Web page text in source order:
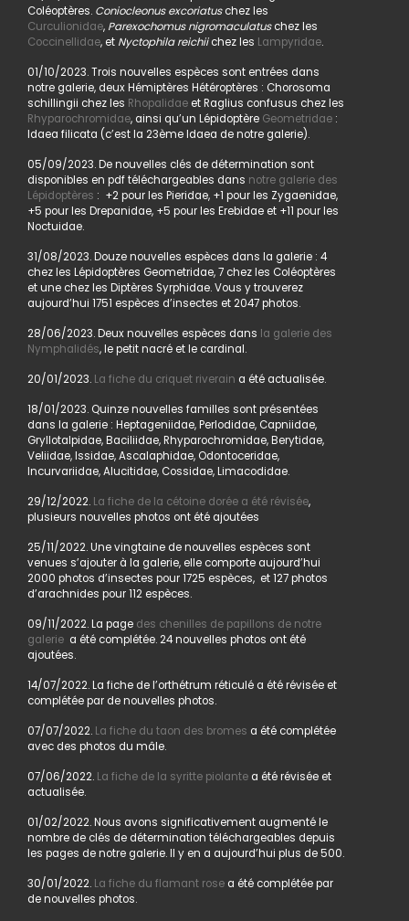
Coléoptères. Coniocleonus excoriatuschez les
Curculionidae, Parexochomus nigromaculatuschez les
Coccinellidae, et Nyctophila reichiichez les Lampyridae.
01/10/2023. Trois nouvelles espèces sont entrées dans
notre galerie, deux Hémiptères Hétéroptères : Chorosoma
schillingii chez les Rhopalidaeet Raglius confusus chez les
Rhyparochromidae, ainsi qu’un Lépidoptère Geometridae:
Idaea filicata (c’est la 23ème Idaea de notre galerie).
05/09/2023. De nouvelles clés de détermination sont
disponibles en pdf téléchargeables dans notre galerie des
Lépidoptères : +2 pour les Pieridae, +1 pour les Zygaenidae,
+5 pour les Drepanidae, +5 pour les Erebidae et +11 pour les
Noctuidae.
31/08/2023. Douze nouvelles espèces dans la galerie : 4
chez les Lépidoptères Geometridae, 7 chez les Coléoptères
et une chez les Diptères Syrphidae. Vous y trouverez
aujourd’hui 1751 espèces d’insectes et 2047 photos.
28/06/2023. Deux nouvelles espèces dans la galerie des
Nymphalidés, le petit nacré et le cardinal.
20/01/2023. La fiche du criquet riverain a été actualisée.
18/01/2023. Quinze nouvelles familles sont présentées
dans la galerie : Heptageniidae, Perlodidae, Capniidae,
Gryllotalpidae, Baciliidae, Rhyparochromidae, Berytidae,
Veliidae, Issidae, Ascalaphidae, Odontoceridae,
Incurvariidae, Alucitidae, Cossidae, Limacodidae.
29/12/2022. La fiche de la cétoine dorée a été révisée,
plusieurs nouvelles photos ont été ajoutées
25/11/2022. Une vingtaine de nouvelles espèces sont
venues s’ajouter à la galerie, elle comporte aujourd’hui
2000 photos d’insectes pour 1725 espèces, et 127 photos
d’arachnides pour 112 espèces.
09/11/2022. La page des chenilles de papillons de notre
galerie a été complétée. 24 nouvelles photos ont été
ajoutées.
14/07/2022. La fiche de l’orthétrum réticulé a été révisée et
complétée par de nouvelles photos.
07/07/2022. La fiche du taon des bromes a été complétée
avec des photos du mâle.
07/06/2022. La fiche de la syritte piolantea été révisée et
actualisée.
01/02/2022. Nous avons significativement augmenté le
nombre de clés de détermination téléchargeables depuis
les pages de notre galerie. Il y en a aujourd’hui plus de 500.
30/01/2022. La fiche du flamant rosea été complétée par
de nouvelles photos.